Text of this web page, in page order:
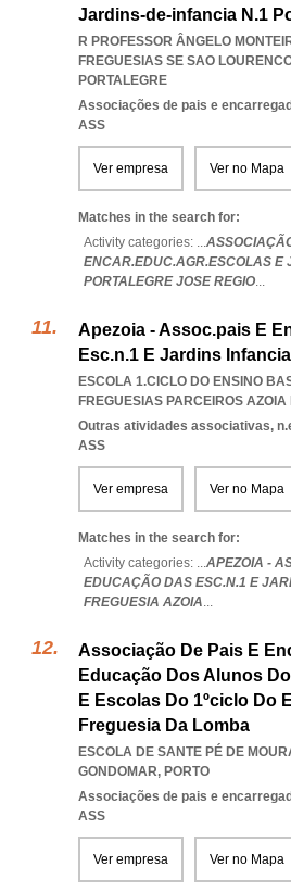
Jardins-de-infancia N.1
R PROFESSOR ÂNGELO
FREGUESIAS SE SAO
PORTALEGRE
Associações de pais e
ASS
Ver empresa Ver no Mapa
Matches in the search for:
Activity categories: ...
ENCAR.EDUC.AGR.ESCOLAS E
PORTALEGRE JOSE REGIO...
Apezoia - Assoc.pais E
Esc.n.1 E Jardins
ESCOLA 1.CICLO DO ENSINO
FREGUESIAS PARCEIROS AZOIA
Outras atividades associativas,
ASS
Ver empresa Ver no Mapa
Matches in the search for:
Activity categories: ...APEZOIA -
EDUCAÇÃO DAS ESC.N.1 E
FREGUESIA AZOIA...
Associação De Pais E
Educação Dos Alunos
E Escolas Do 1ºciclo Do
Freguesia Da Lomba
ESCOLA DE SANTE PÉ DE
GONDOMAR, PORTO
Associações de pais e
ASS
Ver empresa Ver no Mapa